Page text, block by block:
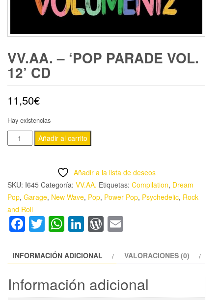
VV.AA. – ‘POP PARADE VOL.
12’ CD
11,50€
Hay existencias
VV.AA.
-
VOL.
12'
CD
cantidad
Añadir al carrito
Añadir a la lista de deseos
SKU: I645 Categoría: VV.AA. Etiquetas: Compilation, Dream
Pop, Garage, New Wave, Pop, Power Pop, Psychedelic, Rock
and Roll
Facebook
Twitter
WhatsApp
LinkedIn
WordPress
INFORMACIÓN ADICIONAL VALORACIONES (0)
Información adicional